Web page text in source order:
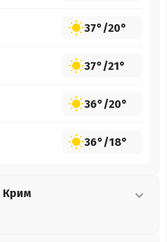
37°/20°
37°/21°
36°/20°
36°/18°
Крим